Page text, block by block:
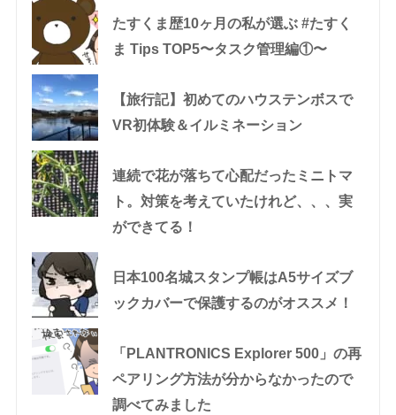
たすくま歴10ヶ月の私が選ぶ #たすく
ま Tips TOP5〜タスク管理編①〜
【旅行記】初めてのハウステンボスで
VR初体験＆イルミネーション
連続で花が落ちて心配だったミニトマ
ト。対策を考えていたけれど、、、実
ができてる！
日本100名城スタンプ帳はA5サイズブ
ックカバーで保護するのがオススメ！
「PLANTRONICS Explorer 500」の再
ペアリング方法が分からなかったので
調べてみました